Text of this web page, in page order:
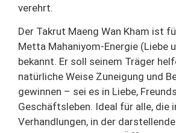
verehrt.
Der Takrut Maeng Wan Kham ist
Metta Mahaniyom-Energie (Liebe
bekannt. Er soll seinem Träger
natürliche Weise Zuneigung und
gewinnen – sei es in Liebe,
Geschäftsleben. Ideal für alle, die
Verhandlungen, in der